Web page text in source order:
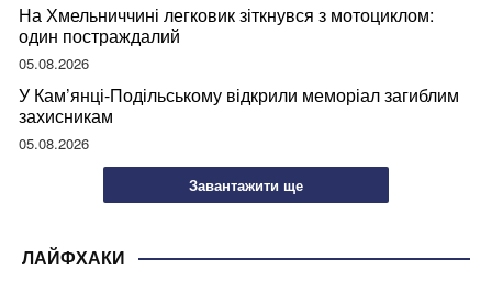
На Хмельниччині легковик зіткнувся з мотоциклом:
один постраждалий
05.08.2026
У Кам’янці-Подільському відкрили меморіал загиблим
захисникам
05.08.2026
Завантажити ще
ЛАЙФХАКИ